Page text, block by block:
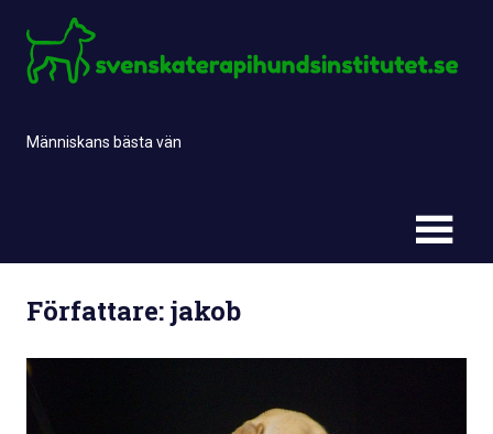
content
Människans bästa vän
Författare:jakob